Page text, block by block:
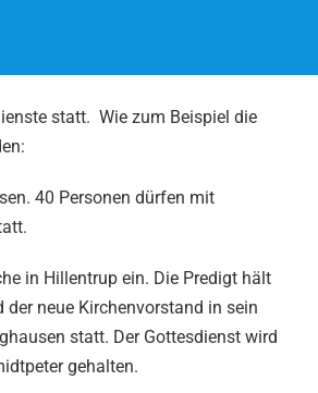
statt. Wie zum Beispiel die
40 Personen dürfen mit
in Hillentrup ein. Die Predigt hält
neue Kirchenvorstand in sein
statt. Der Gottesdienst wird
gehalten.